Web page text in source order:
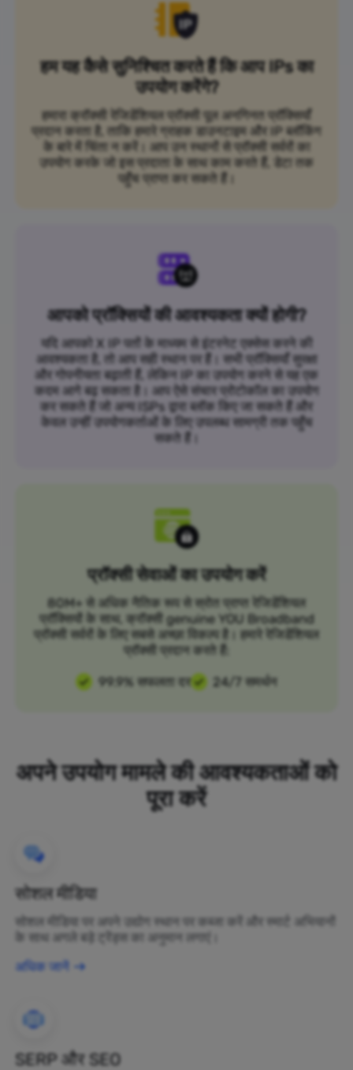
हम यह कैसे सुनिश्चित करते हैं कि आप IPs का
उपयोग करेंगे?
हमारा क्रॉक्सी रेजिडेंशियल प्रॉक्सी पूल अनगिनत प्रॉक्सियाँ
प्रदान करता है, ताकि हमारे ग्राहक डाउनटाइम और IP ब्लॉकिंग
के बारे में चिंता न करें। आप उन स्थानों से प्रॉक्सी सर्वरों का
उपयोग करके जो इस प्रदाता के साथ काम करते हैं, डेटा तक
पहुँच प्राप्त कर सकते हैं।
आपको प्रॉक्सियों की आवश्यकता क्यों होगी?
यदि आपको X IP पतों के माध्यम से इंटरनेट एक्सेस करने की
आवश्यकता है, तो आप सही स्थान पर हैं। सभी प्रॉक्सियाँ सुरक्षा
और गोपनीयता बढ़ाती हैं, लेकिन IP का उपयोग करने से यह एक
कदम आगे बढ़ सकता है। आप ऐसे संचार प्रोटोकॉल का उपयोग
कर सकते हैं जो अन्य ISPs द्वारा ब्लॉक किए जा सकते हैं और
केवल उन्हीं उपयोगकर्ताओं के लिए उपलब्ध सामग्री तक पहुँच
सकते हैं।
प्रॉक्सी सेवाओं का उपयोग करें
80M+ से अधिक नैतिक रूप से स्रोत प्राप्त रेजिडेंशियल
प्रॉक्सियों के साथ, क्रॉक्सी genuine YOU Broadband
प्रॉक्सी सर्वरों के लिए सबसे अच्छा विकल्प है। हमारे रेजिडेंशियल
प्रॉक्सी प्रदान करते हैं:
99.9% सफलता दर
24/7 समर्थन
अपने उपयोग मामले की आवश्यकताओं को
पूरा करें
सोशल मीडिया
सोशल मीडिया पर अपने उद्योग स्थान पर कब्जा करें और स्मार्ट अभियानों
के साथ अगले बड़े ट्रेंड्स का अनुमान लगाएं।
अधिक जानें
SERP और SEO